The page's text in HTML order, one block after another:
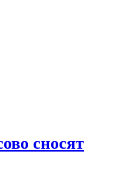
сносят